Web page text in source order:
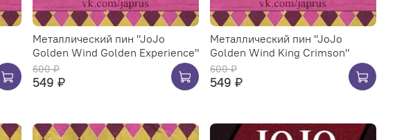
Металлический пин "JoJo
Golden Wind Golden Experience"
600 ₽
549 ₽
Металлический пин "JoJo
Golden Wind King Crimson"
600 ₽
549 ₽